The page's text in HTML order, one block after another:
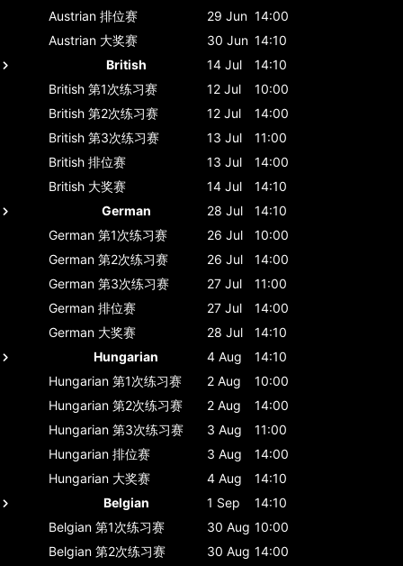
Austrian 排位赛 29 Jun 14:00
Austrian 大奖赛 30 Jun 14:10
British
14 Jul
14:10
British 第1次练习赛 12 Jul
10:00
British 第2次练习赛 12 Jul
14:00
British 第3次练习赛 13 Jul
11:00
British 排位赛 13 Jul
14:00
British 大奖赛 14 Jul
14:10
German
28 Jul
14:10
German 第1次练习赛 26 Jul
10:00
German 第2次练习赛 26 Jul
14:00
German 第3次练习赛 27 Jul
11:00
German 排位赛 27 Jul
14:00
German 大奖赛 28 Jul
14:10
Hungarian
4 Aug
14:10
Hungarian 第1次练习赛 2 Aug
10:00
Hungarian 第2次练习赛 2 Aug
14:00
Hungarian 第3次练习赛 3 Aug
11:00
Hungarian 排位赛 3 Aug
14:00
Hungarian 大奖赛 4 Aug
14:10
Belgian
1 Sep
14:10
Belgian 第1次练习赛 30 Aug 10:00
Belgian 第2次练习赛 30 Aug 14:00